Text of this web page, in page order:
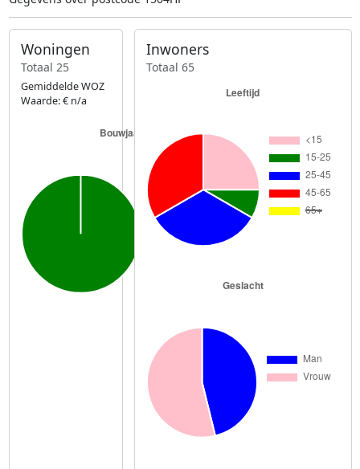
Woningen
Totaal 25
Gemiddelde WOZ
Waarde: € n/a
Inwoners
Totaal 65